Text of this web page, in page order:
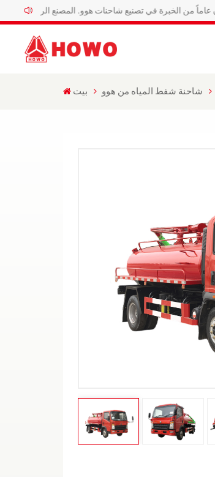
ثلاثون عاماً من الخبرة في تصنيع شاحنات هوو. المصنع الرسمي لشاحنات هوو الخاصة.
بيت شاحنة شفط المياه من هوو